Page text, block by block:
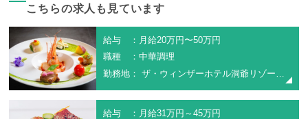
こちらの求人も見ています
給与 ：月給20万円〜50万円
職種 ：中華調理
給与 ：月給31万円～45万円